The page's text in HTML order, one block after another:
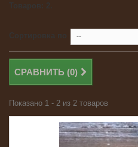
--
СРАВНИТЬ (0)
Показано 1 - 2 из 2 товаров